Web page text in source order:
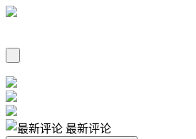
最新评论